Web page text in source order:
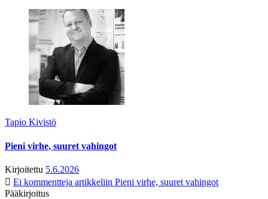
Tapio Kivistö
Pieni virhe, suuret vahingot
Kirjoitettu 5.6.2026
Ei kommentteja artikkeliin Pieni virhe, suuret vahingot
Pääkirjoitus